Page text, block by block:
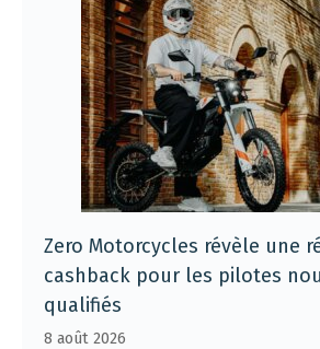
Zero Motorcycles révèle une
cashback pour les pilotes
qualifiés
8 août 2026